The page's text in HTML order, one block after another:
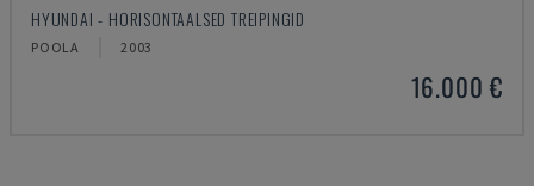
HYUNDAI - HORISONTAALSED TREIPINGID
POOLA 2003
16.000 €